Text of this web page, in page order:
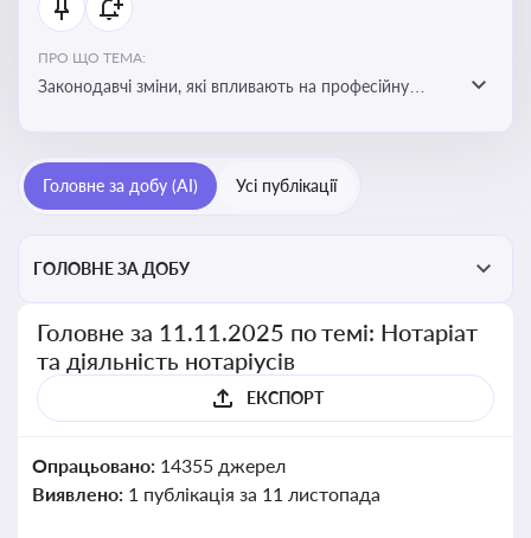
ПРО ЩО ТЕМА:
Законодавчі зміни, які впливають на професійну
Головне за добу (AI) Усі публікації
ГОЛОВНЕ ЗА ДОБУ
Головне за 11.11.2025 по темі: Нотаріат
та діяльність нотаріусів
ЕКСПОРТ
Опрацьовано: 14355 джерел
Виявлено: 1 публікація за 11 листопада